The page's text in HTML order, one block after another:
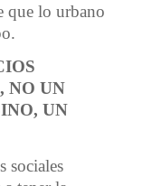
que lo urbano
NO UN
UN
sociales